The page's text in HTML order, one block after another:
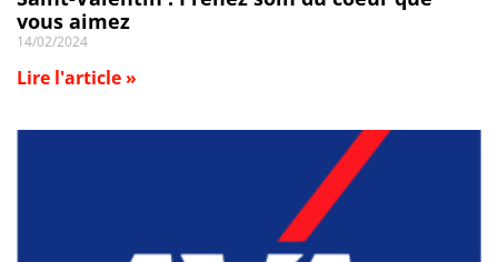
vous aimez
14/02/2024
Lire l'article »